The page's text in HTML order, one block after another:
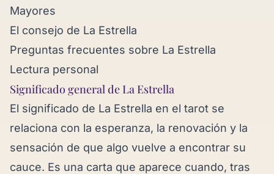
Mayores
El consejo de La Estrella
Preguntas frecuentes sobre La Estrella
Lectura personal
Significado general de La Estrella
El significado de La Estrella en el tarot se
relaciona con la esperanza, la renovación y la
sensación de que algo vuelve a encontrar su
cauce. Es una carta que aparece cuando, tras